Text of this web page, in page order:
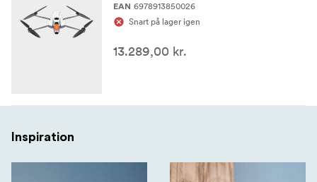
EAN 6978913850026
Snart på lager igen
13.289,00 kr.
Inspiration